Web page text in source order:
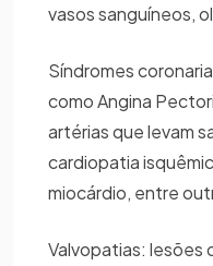
vasos sanguíneos,
Síndromes
como Angina
artérias que levam
cardiopatia
miocárdio, entre
Valvopatias: lesões